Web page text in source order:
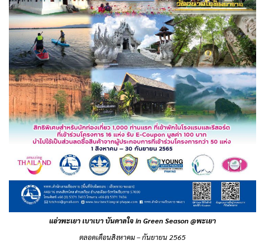
แอ่วพะเยา เบาเบา บันดาลใจ in Green Season @พะเยา
ตลอดเดือนสิงหาคม – กันยายน 2565